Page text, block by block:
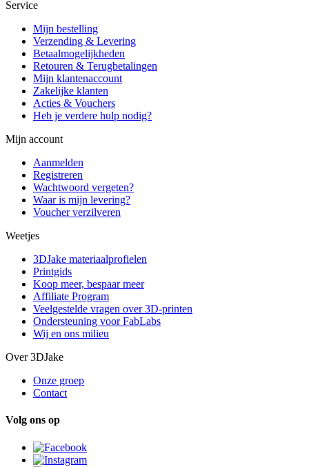
Service
Mijn bestelling
Verzending & Levering
Betaalmogelijkheden
Retouren & Terugbetalingen
Mijn klantenaccount
Zakelijke klanten
Acties & Vouchers
Heb je verdere hulp nodig?
Mijn account
Aanmelden
Registreren
Wachtwoord vergeten?
Waar is mijn levering?
Voucher verzilveren
Weetjes
3DJake materiaalprofielen
Printgids
Koop meer, bespaar meer
Affiliate Program
Veelgestelde vragen over 3D-printen
Ondersteuning voor FabLabs
Wij en ons milieu
Over 3DJake
Onze groep
Contact
Volg ons op